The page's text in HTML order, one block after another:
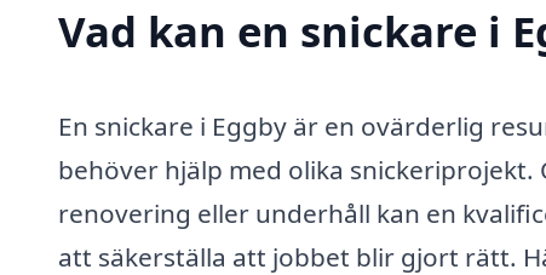
Vad kan en snickare i
En snickare i Eggby är en ovärderlig
behöver hjälp med olika
renovering eller underhåll kan en
att säkerställa att jobbet blir gjort rätt.